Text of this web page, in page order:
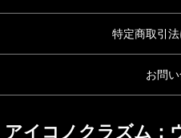
特定商取引
お問
アイコノクラズム：